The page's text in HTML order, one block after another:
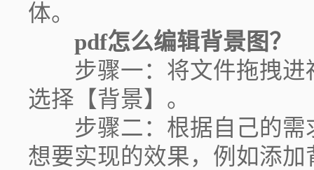
体。
pdf怎么编辑背景图？
步骤一：将文件拖拽进
选择【背景】。
步骤二：根据自己的需
想要实现的效果，例如添